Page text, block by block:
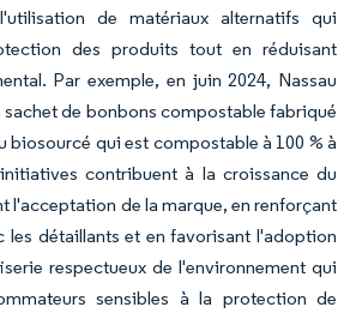
de matériaux alternatifs qui
des produits tout en réduisant
Par exemple, en juin 2024, Nassau
de bonbons compostable fabriqué
biosourcé qui est compostable à 100 % à
contribuent à la croissance du
l'acceptation de la marque, en renforçant
les détaillants et en favorisant l'adoption
respectueux de l'environnement qui
sensibles à la protection de